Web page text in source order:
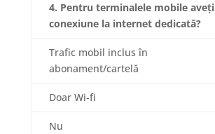
4. Pentru terminalele mobile aveți
conexiune la internet dedicată?
Trafic mobil inclus în
abonament/cartelă
Doar Wi-fi
Nu